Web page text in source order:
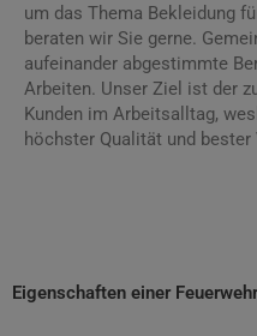
um das Thema Bekleidung
beraten wir Sie gerne.
aufeinander abgestimmte
Arbeiten. Unser Ziel ist der
Kunden im Arbeitsalltag,
höchster Qualität und
Eigenschaften einer